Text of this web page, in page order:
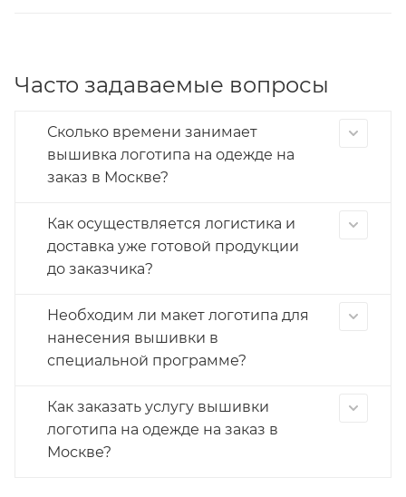
Часто задаваемые вопросы
Сколько времени занимает
вышивка логотипа на одежде на
заказ в Москве?
Как осуществляется логистика и
доставка уже готовой продукции
до заказчика?
Необходим ли макет логотипа для
нанесения вышивки в
специальной программе?
Как заказать услугу вышивки
логотипа на одежде на заказ в
Москве?